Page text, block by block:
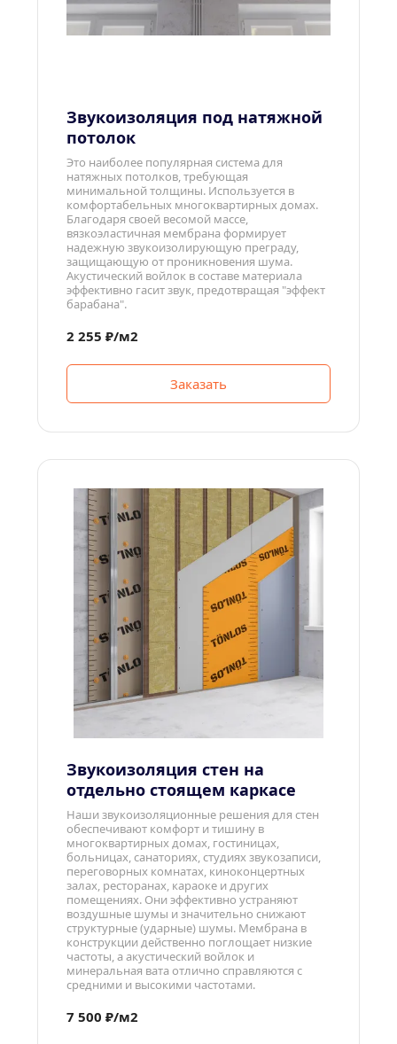
Звукоизоляция под натяжной
потолок
Это наиболее популярная система для
натяжных потолков, требующая
минимальной толщины. Используется в
комфортабельных многоквартирных домах.
Благодаря своей весомой массе,
вязкоэластичная мембрана формирует
надежную звукоизолирующую преграду,
защищающую от проникновения шума.
Акустический войлок в составе материала
эффективно гасит звук, предотвращая "эффект
барабана".
2 255 ₽/м2
Заказать
Звукоизоляция стен на
отдельно стоящем каркасе
Наши звукоизоляционные решения для стен
обеспечивают комфорт и тишину в
многоквартирных домах, гостиницах,
больницах, санаториях, студиях звукозаписи,
переговорных комнатах, киноконцертных
залах, ресторанах, караоке и других
помещениях. Они эффективно устраняют
воздушные шумы и значительно снижают
структурные (ударные) шумы. Мембрана в
конструкции действенно поглощает низкие
частоты, а акустический войлок и
минеральная вата отлично справляются с
средними и высокими частотами.
7 500 ₽/м2